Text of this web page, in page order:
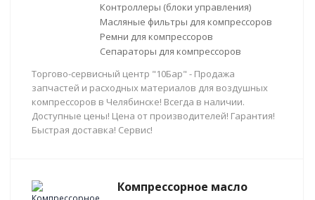
Контроллеры (блоки управления)
Масляные фильтры для компрессоров
Ремни для компрессоров
Сепараторы для компрессоров
Торгово-сервисный центр "10Бар" - Продажа
запчастей и расходных материалов для воздушных
компрессоров в Челябинске! Всегда в наличии.
Доступные цены! Цена от производителей! Гарантия!
Быстрая доставка! Сервис!
Компрессорное масло